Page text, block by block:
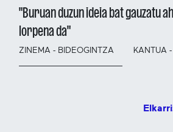
"Buruan duzun ideia bat gauzatu
lorpena da"
ZINEMA - BIDEOGINTZA KANTUA